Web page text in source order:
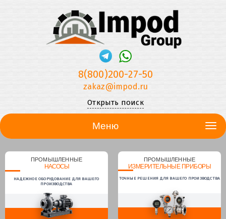
8(800)200-27-50
zakaz@impod.ru
Открыть поиск
Меню
ПРОМЫШЛЕННЫЕ
НАСОСЫ
НАДЕЖНОЕ ОБОРУДОВАНИЕ ДЛЯ ВАШЕГО
ПРОИЗВОДСТВА
ПРОМЫШЛЕННЫЕ
ИЗМЕРИТЕЛЬНЫЕ ПРИБОРЫ
ТОЧНЫЕ РЕШЕНИЯ ДЛЯ ВАШЕГО ПРОИЗВОДСТВА